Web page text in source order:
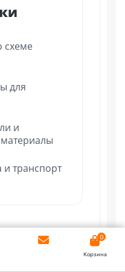
схеме
для
и
и транспорт
0
Корзина